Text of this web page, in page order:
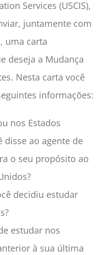
Services (USCIS),
juntamente com
uma carta
deseja a Mudança
Nesta carta você
informações:
nos Estados
disse ao agente de
o seu propósito ao
decidiu estudar
estudar nos
à sua última